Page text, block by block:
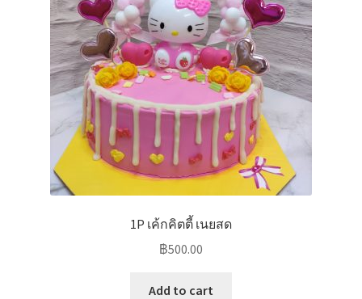
1P เค้กคิตตี้ เนยสด
฿500.00
Add to cart